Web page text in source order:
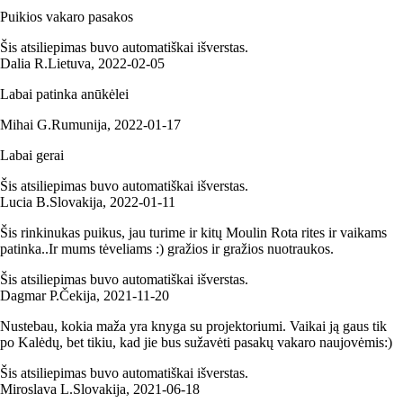
Puikios vakaro pasakos
Šis atsiliepimas buvo automatiškai išverstas.
Dalia R.Lietuva, 2022‑02‑05
Labai patinka anūkėlei
Mihai G.Rumunija, 2022‑01‑17
Labai gerai
Šis atsiliepimas buvo automatiškai išverstas.
Lucia B.Slovakija, 2022‑01‑11
Šis rinkinukas puikus, jau turime ir kitų Moulin Rota rites ir vaikams
patinka..Ir mums tėveliams :) gražios ir gražios nuotraukos.
Šis atsiliepimas buvo automatiškai išverstas.
Dagmar P.Čekija, 2021‑11‑20
Nustebau, kokia maža yra knyga su projektoriumi. Vaikai ją gaus tik
po Kalėdų, bet tikiu, kad jie bus sužavėti pasakų vakaro naujovėmis:)
Šis atsiliepimas buvo automatiškai išverstas.
Miroslava L.Slovakija, 2021‑06‑18